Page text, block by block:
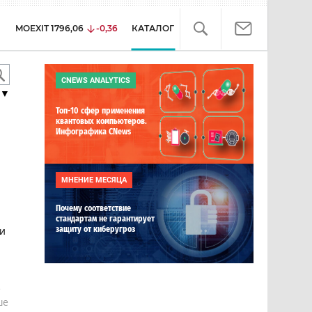
MOEXIT 1796,06 -0,36 КАТАЛОГ
CNEWS ANALYTICS
Топ-10 сфер применения
квантовых компьютеров.
Инфографика CNews
МНЕНИЕ МЕСЯЦА
Почему соответствие
стандартам не гарантирует
защиту от киберугроз